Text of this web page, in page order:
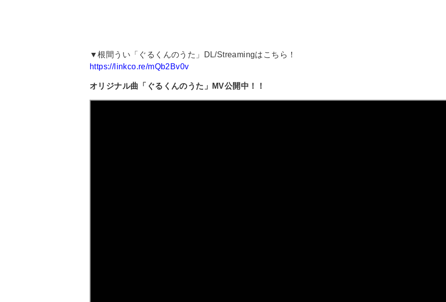
▼根間うい「ぐるくんのうた」DL/Streamingはこちら！
https://linkco.re/mQb2Bv0v
オリジナル曲「ぐるくんのうた」MV公開中！！